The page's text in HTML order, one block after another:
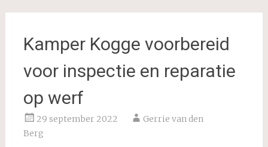
Kamper Kogge voorbereid
voor inspectie en reparatie
op werf
29 september 2022
Gerrie van den
Berg